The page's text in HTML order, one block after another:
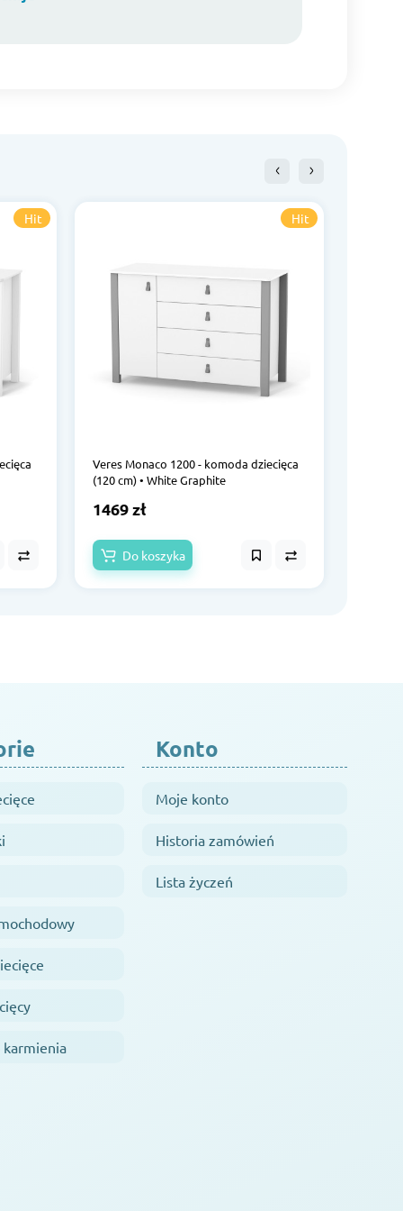
Hit Hit
Veres Monaco 1200 - komoda dziecięca
(120 cm) • White Graphite
1469 zł
Do koszyka
karmienia
Konto
Moje konto
Historia zamówień
Lista życzeń